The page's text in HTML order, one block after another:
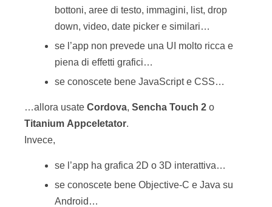
bottoni, aree di testo, immagini, list, drop
down, video, date picker e similari…
se l’app non prevede una UI molto ricca e
piena di effetti grafici…
se conoscete bene JavaScript e CSS…
…allora usate Cordova, Sencha Touch 2 o
Titanium Appceletator.
Invece,
se l’app ha grafica 2D o 3D interattiva…
se conoscete bene Objective-C e Java su
Android…